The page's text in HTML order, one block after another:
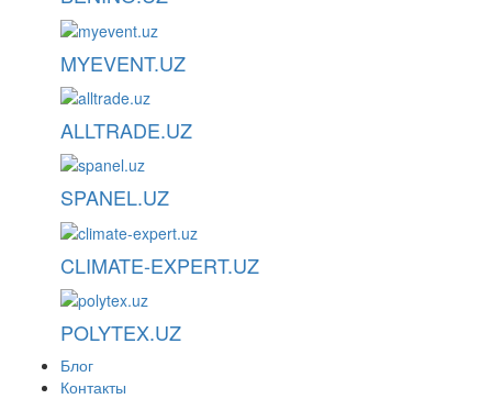
MYEVENT.UZ
ALLTRADE.UZ
SPANEL.UZ
CLIMATE-EXPERT.UZ
POLYTEX.UZ
Блог
Контакты